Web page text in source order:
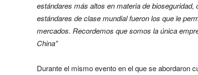
estándares más altos en materia de
estándares de clase mundial fueron los que le
mercados. Recordemos que somos la única
China”
Durante el mismo evento en el que se abordaron